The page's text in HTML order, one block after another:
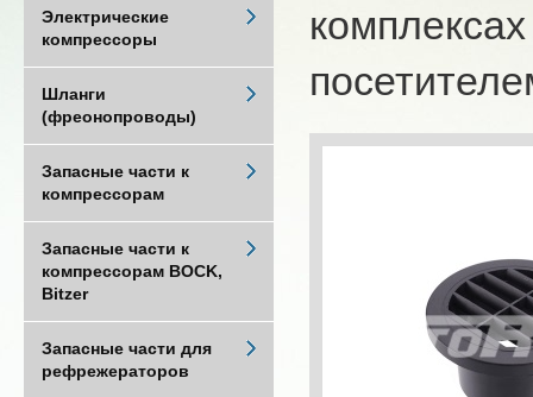
Электрические
компрессоры
Шланги
(фреонопроводы)
Запасные части к
компрессорам
Запасные части к
компрессорам BOCK,
Bitzer
Запасные части для
рефрежераторов